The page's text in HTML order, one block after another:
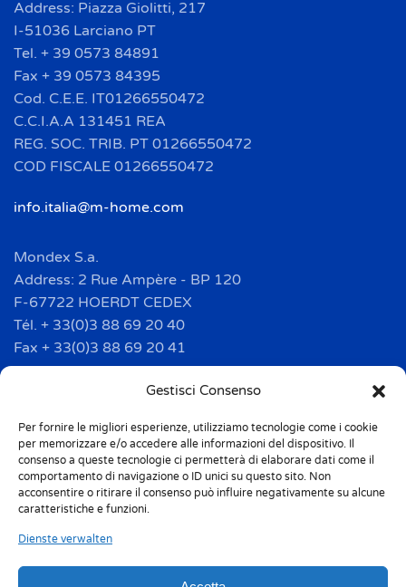
Gestisci Consenso
Per fornire le migliori esperienze, utilizziamo tecnologie come i cookie
per memorizzare e/o accedere alle informazioni del dispositivo. Il
consenso a queste tecnologie ci permetterà di elaborare dati come il
comportamento di navigazione o ID unici su questo sito. Non
acconsentire o ritirare il consenso può influire negativamente su alcune
caratteristiche e funzioni.
Dienste verwalten
Address: Piazza Giolitti, 217
I-51036 Larciano PT
Tel. + 39 0573 84891
Fax + 39 0573 84395
Cod. C.E.E. IT01266550472
C.C.I.A.A 131451 REA
REG. SOC. TRIB. PT 01266550472
COD FISCALE 01266550472
info.italia@m-home.com
Mondex S.a.
Address: 2 Rue Ampère - BP 120
F-67722 HOERDT CEDEX
Tél. + 33(0)3 88 69 20 40
Fax + 33(0)3 88 69 20 41
info.france@m-home.com
Mondex Menaje España S.a.
Address: Ctra de Girona, km. 101.5
E-17160 Angles (Girona)
Tel. + 34 9 72 42 32 50
info.spain@m-home.com